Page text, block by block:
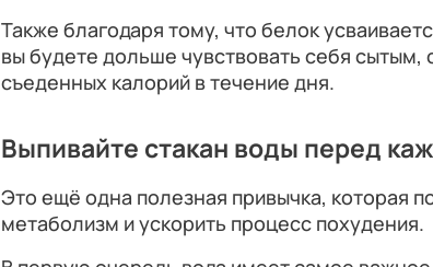
Также благодаря тому, что белок
вы будете дольше чувствовать себя сытым,
съеденных калорий в течение дня.
Выпивайте стакан воды перед
Это ещё одна полезная привычка, которая
метаболизм и ускорить процесс похудения.